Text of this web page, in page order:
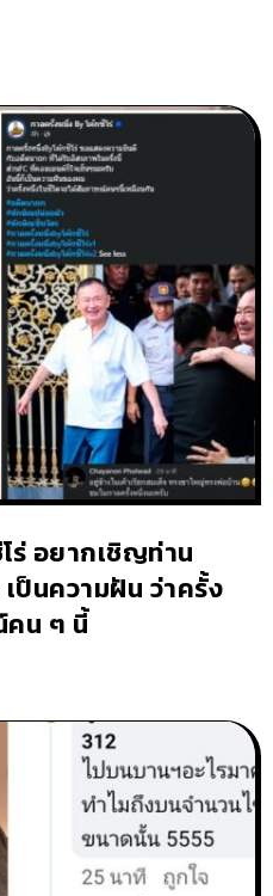
ร่ อยากเชิญท่าน
ป็นความฝัน ว่าครั้ง
น ๆ นี้